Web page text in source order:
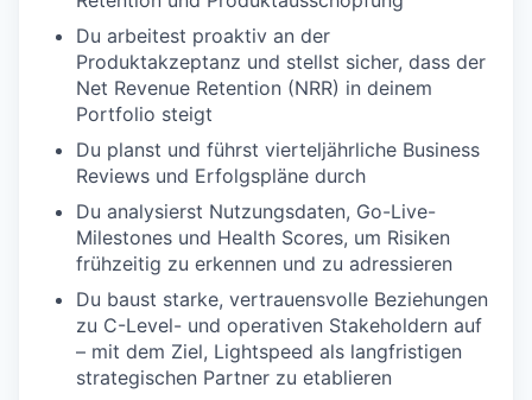
Du arbeitest proaktiv an der
Produktakzeptanz und stellst sicher, dass der
Net Revenue Retention (NRR) in deinem
Portfolio steigt
Du planst und führst vierteljährliche Business
Reviews und Erfolgspläne durch
Du analysierst Nutzungsdaten, Go-Live-
Milestones und Health Scores, um Risiken
frühzeitig zu erkennen und zu adressieren
Du baust starke, vertrauensvolle Beziehungen
zu C-Level- und operativen Stakeholdern auf
– mit dem Ziel, Lightspeed als langfristigen
strategischen Partner zu etablieren